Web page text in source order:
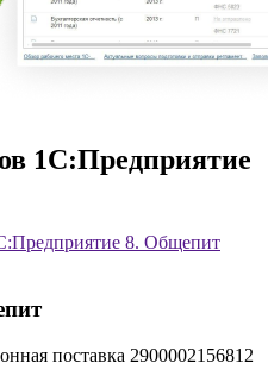
1С:Предприятие
8. Общепит
поставка 2900002156812